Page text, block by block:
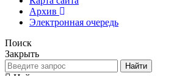
Архив
Электронная очередь
Поиск
Закрыть
Найти